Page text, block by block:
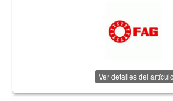
Ver detalles del artículo